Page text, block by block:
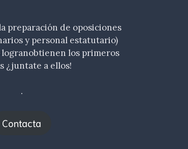
preparación de oposiciones
y personal estatutario)
los primeros
¿juntate a ellos!
.
Contacta